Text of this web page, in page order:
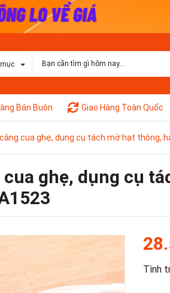
Bán Buôn Giao Hàng Toàn Quốc
cua ghẹ, dụng cụ tách mở hạt thông,
ghẹ, dụng cụ
Tình